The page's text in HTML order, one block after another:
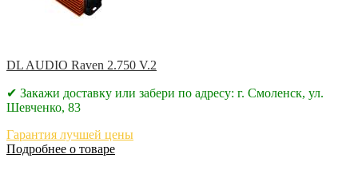
DL AUDIO Raven 2.750 V.2
✔ Закажи доставку или забери по адресу: г. Смоленск, ул.
Шевченко, 83
Гарантия лучшей цены
Подробнее о товаре